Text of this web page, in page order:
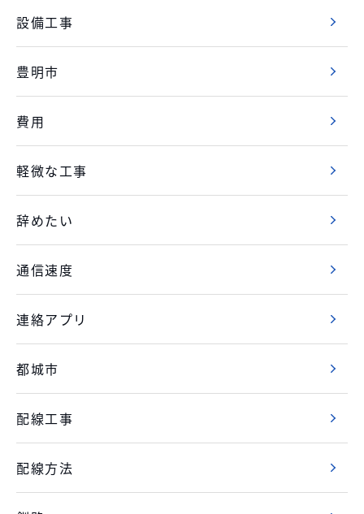
設備工事
豊明市
費用
軽微な工事
辞めたい
通信速度
連絡アプリ
都城市
配線工事
配線方法